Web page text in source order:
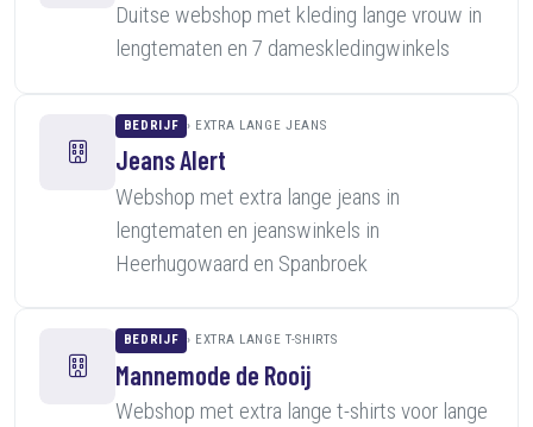
Duitse webshop met kleding lange vrouw in
lengtematen en 7 dameskledingwinkels
BEDRIJF EXTRA LANGE JEANS
Jeans Alert
Webshop met extra lange jeans in
lengtematen en jeanswinkels in
Heerhugowaard en Spanbroek
BEDRIJF EXTRA LANGE T-SHIRTS
Mannemode de Rooij
Webshop met extra lange t-shirts voor lange